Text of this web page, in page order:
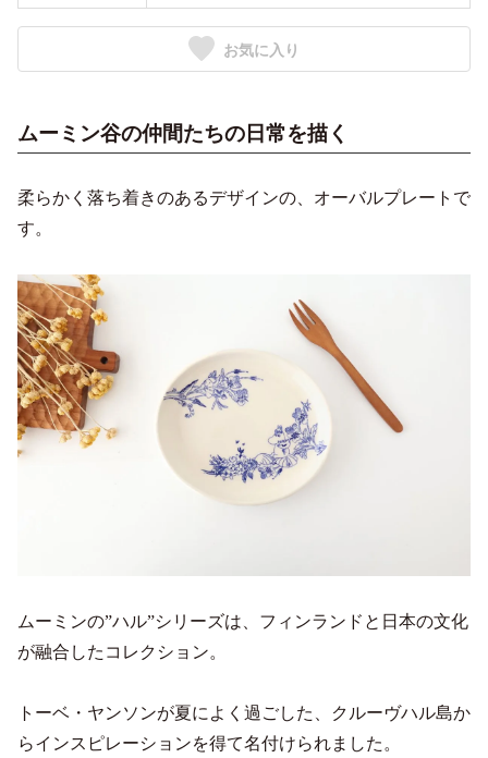
お気に入り
ムーミン谷の仲間たちの日常を描く
柔らかく落ち着きのあるデザインの、オーバルプレートで
す。
ムーミンの”ハル”シリーズは、フィンランドと日本の文化
が融合したコレクション。
トーベ・ヤンソンが夏によく過ごした、クルーヴハル島か
らインスピレーションを得て名付けられました。